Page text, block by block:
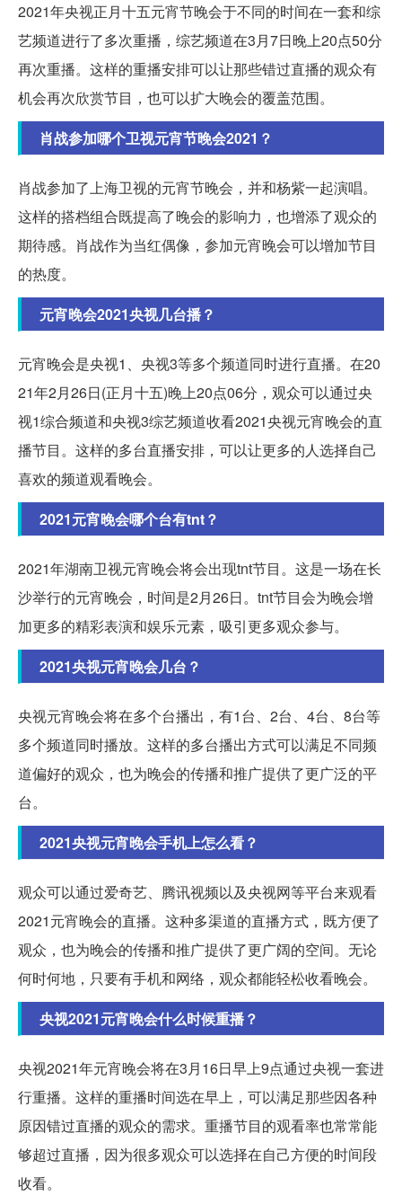
2021年央视正月十五元宵节晚会于不同的时间在一套和综
艺频道进行了多次重播，综艺频道在3月7日晚上20点50分
再次重播。这样的重播安排可以让那些错过直播的观众有
机会再次欣赏节目，也可以扩大晚会的覆盖范围。
肖战参加哪个卫视元宵节晚会2021？
肖战参加了上海卫视的元宵节晚会，并和杨紫一起演唱。
这样的搭档组合既提高了晚会的影响力，也增添了观众的
期待感。肖战作为当红偶像，参加元宵晚会可以增加节目
的热度。
元宵晚会2021央视几台播？
元宵晚会是央视1、央视3等多个频道同时进行直播。在20
21年2月26日(正月十五)晚上20点06分，观众可以通过央
视1综合频道和央视3综艺频道收看2021央视元宵晚会的直
播节目。这样的多台直播安排，可以让更多的人选择自己
喜欢的频道观看晚会。
2021元宵晚会哪个台有tnt？
2021年湖南卫视元宵晚会将会出现tnt节目。这是一场在长
沙举行的元宵晚会，时间是2月26日。tnt节目会为晚会增
加更多的精彩表演和娱乐元素，吸引更多观众参与。
2021央视元宵晚会几台？
央视元宵晚会将在多个台播出，有1台、2台、4台、8台等
多个频道同时播放。这样的多台播出方式可以满足不同频
道偏好的观众，也为晚会的传播和推广提供了更广泛的平
台。
2021央视元宵晚会手机上怎么看？
观众可以通过爱奇艺、腾讯视频以及央视网等平台来观看
2021元宵晚会的直播。这种多渠道的直播方式，既方便了
观众，也为晚会的传播和推广提供了更广阔的空间。无论
何时何地，只要有手机和网络，观众都能轻松收看晚会。
央视2021元宵晚会什么时候重播？
央视2021年元宵晚会将在3月16日早上9点通过央视一套进
行重播。这样的重播时间选在早上，可以满足那些因各种
原因错过直播的观众的需求。重播节目的观看率也常常能
够超过直播，因为很多观众可以选择在自己方便的时间段
收看。